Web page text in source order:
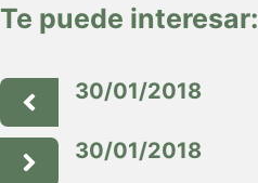
Te puede interesar:
30/01/2018
30/01/2018